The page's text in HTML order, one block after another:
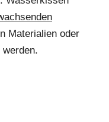
Materialien oder